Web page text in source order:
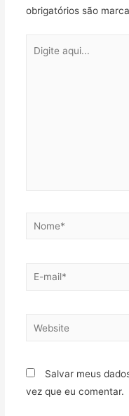
obrigatórios são
Salvar meus
vez que eu comentar.